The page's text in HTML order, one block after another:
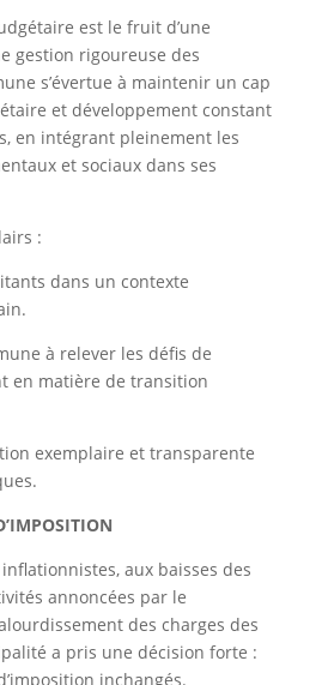
est le fruit d’une
gestion rigoureuse des
s’évertue à maintenir un cap
et développement constant
en intégrant pleinement les
et sociaux dans ses
:
dans un contexte
à relever les défis de
en matière de transition
exemplaire et transparente
aux baisses des
annoncées par le
des charges des
a pris une décision forte :
inchangés.